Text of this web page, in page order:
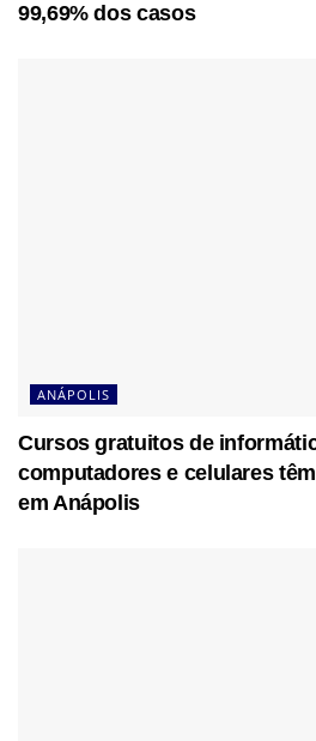
99,69% dos casos
ANÁPOLIS
Cursos gratuitos de
computadores e celulares
em Anápolis